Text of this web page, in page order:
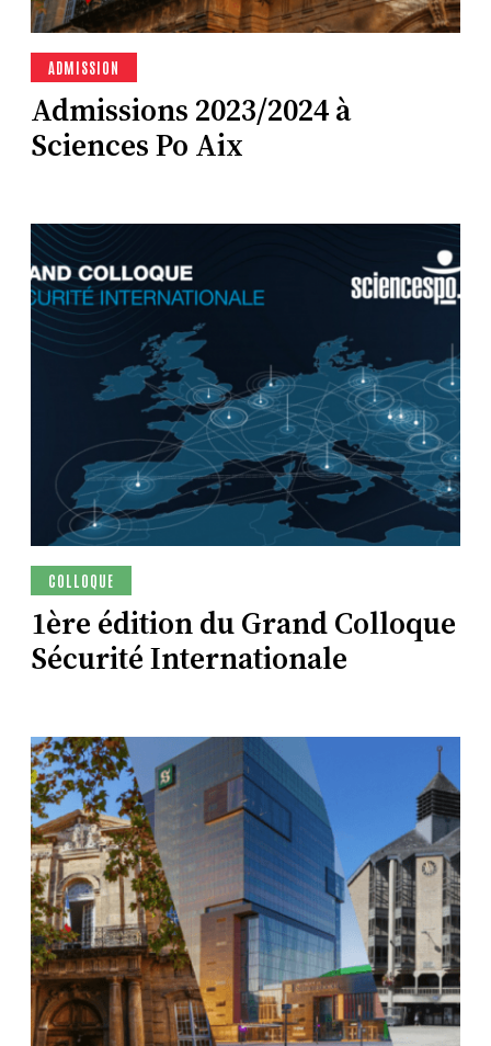
ADMISSION
Admissions 2023/2024 à
Sciences Po Aix
COLLOQUE
1ère édition du Grand Colloque
Sécurité Internationale